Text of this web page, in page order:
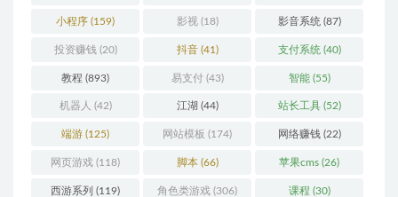
小程序 (159) 影视(18) 影音系统 (87)
投资赚钱 (20) 抖音(41) 支付系统 (40)
教程 (893) 易支付(43) 智能(55)
机器人 (42) 江湖 (44) 站长工具(52)
端游 (125) 网站模板 (174) 网络赚钱(22)
网页游戏 (118) 脚本(66) 苹果cms (26)
西游系列 (119) 角色类游戏 (306) 课程 (30)